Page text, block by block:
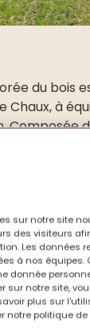
du bois
Chaux, à
Composée
(1
ou balcon
vie à
ce cocon
et
résidence
un accueil
aux
bois, un lieu
sur notre site
des visiteurs
Les données
à nos équipes.
donnée
sur notre site,
plus sur
notre politique